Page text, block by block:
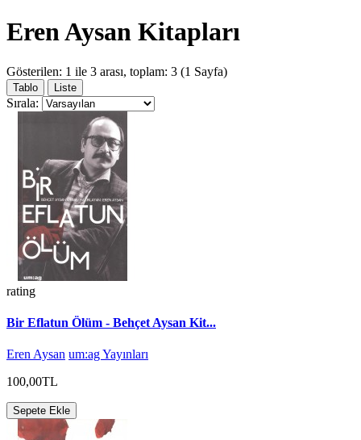
Eren Aysan Kitapları
Gösterilen: 1 ile 3 arası, toplam: 3 (1 Sayfa)
Tablo Liste
Sırala:
rating
Bir Eflatun Ölüm - Behçet Aysan Kit...
Eren Aysan um:ag Yayınları
100,00TL
Sepete Ekle